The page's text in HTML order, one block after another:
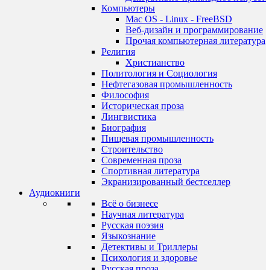
Компьютеры
Mac OS - Linux - FreeBSD
Веб-дизайн и программирование
Прочая компьютерная литература
Религия
Христианство
Политология и Социология
Нефтегазовая промышленность
Философия
Историческая проза
Лингвистика
Биография
Пищевая промышленность
Строительство
Современная проза
Спортивная литература
Экранизированный бестселлер
Аудиокниги
Всё о бизнесе
Научная литература
Русская поэзия
Языкознание
Детективы и Триллеры
Психология и здоровье